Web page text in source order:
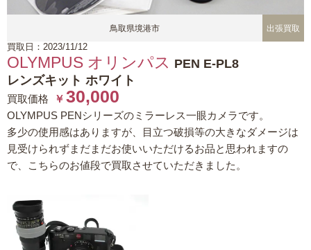
鳥取県境港市 出張買取
買取日：2023/11/12
OLYMPUS オリンパス PEN E-PL8
レンズキット ホワイト
買取価格 ￥ 30,000
OLYMPUS PENシリーズのミラーレス一眼カメラです。
多少の使用感はありますが、目立つ破損等の大きなダメージは
見受けられずまだまだお使いいただけるお品と思われますの
で、こちらのお値段で買取させていただきました。